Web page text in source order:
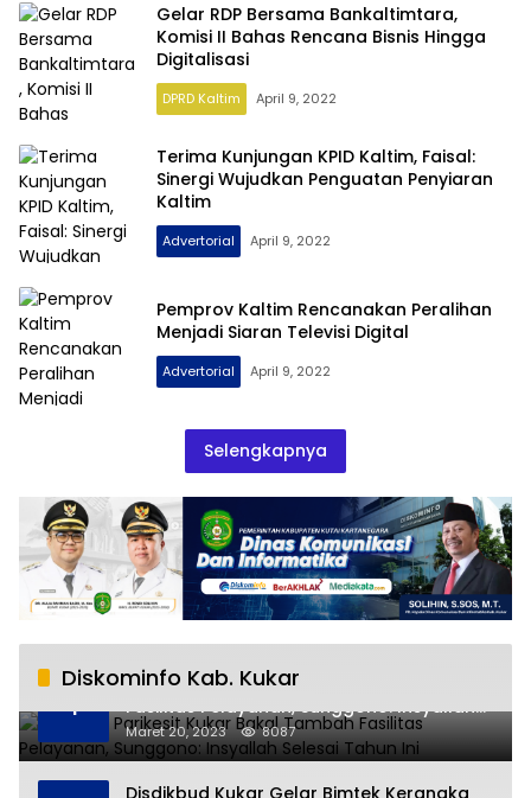
Gelar RDP Bersama Bankaltimtara,
Komisi II Bahas Rencana Bisnis Hingga
Digitalisasi
DPRD Kaltim April 9, 2022
Terima Kunjungan KPID Kaltim, Faisal:
Sinergi Wujudkan Penguatan Penyiaran
Kaltim
Advertorial April 9, 2022
Pemprov Kaltim Rencanakan Peralihan
Menjadi Siaran Televisi Digital
Advertorial April 9, 2022
Selengkapnya
Diskominfo Kab. Kukar
1
RSUD AM Parikesit Kukar Bakal Tambah
Fasilitas Pelayanan, Sunggono: Insyallah
Selesai Tahun Ini
Maret 20, 2023 8087